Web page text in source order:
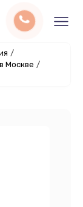
/
Москве /